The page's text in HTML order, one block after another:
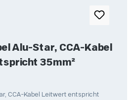
Alu-Star, CCA-Kabel
35mm²
CCA-Kabel Leitwert entspricht